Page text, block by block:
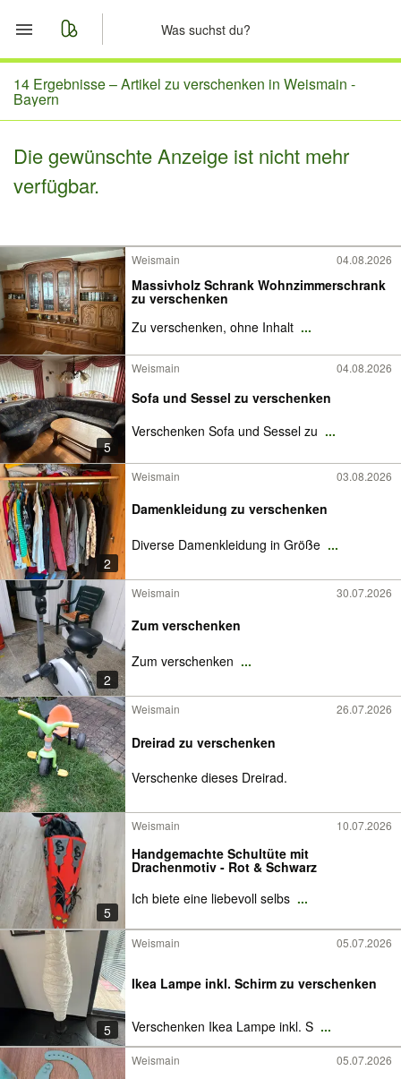
Start
Merkliste
Nachrichten
14 Ergebnisse –Artikel zu verschenken in Weismain -
Bayern
Die gewünschte Anzeige ist nicht mehr
verfügbar.
Weismain 04.08.2026
Massivholz Schrank Wohnzimmerschrank
zu verschenken
Zu verschenken, ohne Inhalt ...
5
Weismain 04.08.2026
Sofa und Sessel zu verschenken
Verschenken Sofa und Sessel zu ...
2
Weismain 03.08.2026
Damenkleidung zu verschenken
Diverse Damenkleidung in Größe ...
2
Weismain 30.07.2026
Zum verschenken
Zum verschenken ...
Weismain 26.07.2026
Dreirad zu verschenken
Verschenke dieses Dreirad.
5
Weismain 10.07.2026
Handgemachte Schultüte mit
Drachenmotiv - Rot & Schwarz
Ich biete eine liebevoll selbs ...
5
Weismain 05.07.2026
Ikea Lampe inkl. Schirm zu verschenken
Verschenken Ikea Lampe inkl. S ...
Weismain 05.07.2026